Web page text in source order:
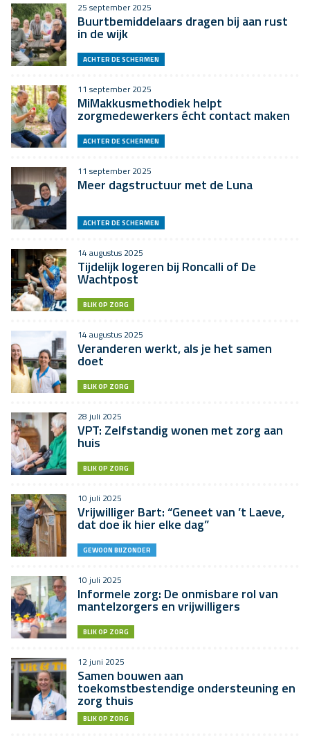
25 september 2025
Buurtbemiddelaars dragen bij aan rust
in de wijk
ACHTER DE SCHERMEN
11 september 2025
MiMakkusmethodiek helpt
zorgmedewerkers écht contact maken
ACHTER DE SCHERMEN
11 september 2025
Meer dagstructuur met de Luna
ACHTER DE SCHERMEN
14 augustus 2025
Tijdelijk logeren bij Roncalli of De
Wachtpost
BLIK OP ZORG
14 augustus 2025
Veranderen werkt, als je het samen
doet
BLIK OP ZORG
28 juli 2025
VPT: Zelfstandig wonen met zorg aan
huis
BLIK OP ZORG
10 juli 2025
Vrijwilliger Bart: “Geneet van ’t Laeve,
dat doe ik hier elke dag”
GEWOON BIJZONDER
10 juli 2025
Informele zorg: De onmisbare rol van
mantelzorgers en vrijwilligers
BLIK OP ZORG
12 juni 2025
Samen bouwen aan
toekomstbestendige ondersteuning en
zorg thuis
BLIK OP ZORG